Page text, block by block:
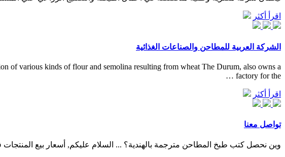
اقرأ أكثر
الشركة العربية للمطاحن والصناعات الغذائية
of various kinds of flour and semolina resulting from wheat The Durum, also owns a
factory for the …
اقرأ أكثر
تواصل معنا
وين نحصل كتب طبخ المطاحن مترجمة بالهندية؟ ... السلام عليكم, أسعار بيع